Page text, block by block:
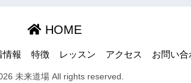
HOME
情報 特徴 レッスン アクセス お問い合
未来道場 All rights reserved.